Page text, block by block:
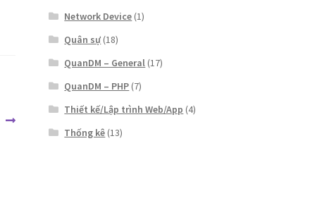
Network Device (1)
Quân sự (18)
QuanDM – General (17)
QuanDM – PHP (7)
Thiết kế/Lập trình Web/App (4)
Thống kê (13)